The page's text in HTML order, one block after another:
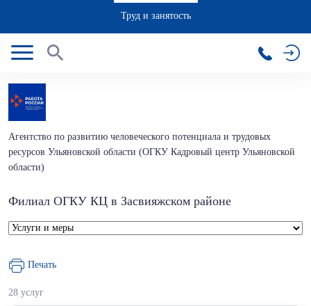
Труд и занятость
Агентство по развитию человеческого потенциала и трудовых
ресурсов Ульяновской области (ОГКУ Кадровый центр Ульяновской
области)
Филиал ОГКУ КЦ в Засвияжском районе
Печать
28 услуг